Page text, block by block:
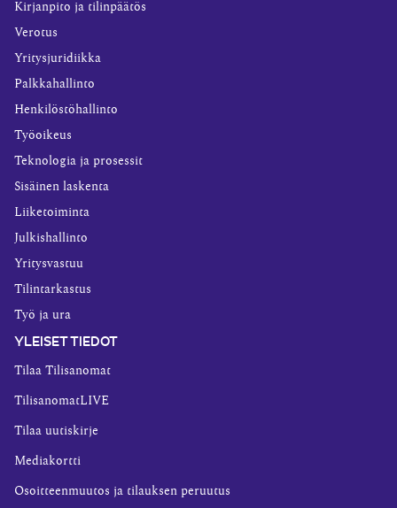
Kirjanpito ja tilinpäätös
Verotus
Yritysjuridiikka
Palkkahallinto
Henkilöstöhallinto
Työoikeus
Teknologia ja prosessit
Sisäinen laskenta
Liiketoiminta
Julkishallinto
Yritysvastuu
Tilintarkastus
Työ ja ura
YLEISET TIEDOT
Tilaa Tilisanomat
TilisanomatLIVE
Tilaa uutiskirje
Mediakortti
Osoitteenmuutos ja tilauksen peruutus